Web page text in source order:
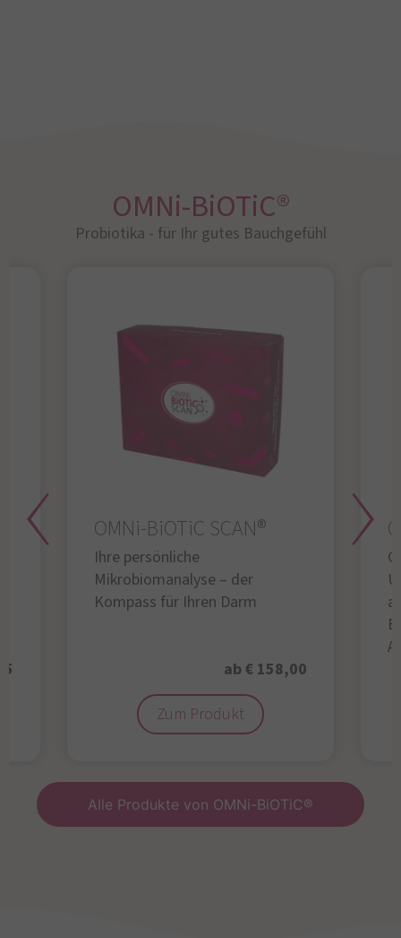
OMNi-BiOTiC®
Probiotika - für Ihr gutes Bauchgefühl​
OMNi-BiOTiC SCAN®
Ihre persönliche
Mikrobiomanalyse – der
Kompass für Ihren Darm
ab € 158,00
Zum Produkt
Alle Produkte von OMNi-BiOTiC®